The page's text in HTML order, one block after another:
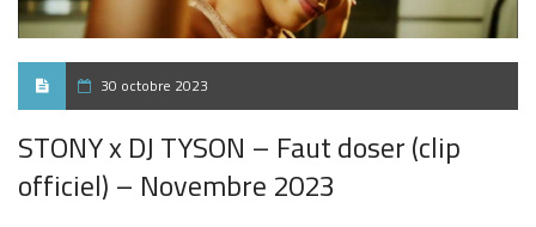
30 octobre 2023
STONY x DJ TYSON – Faut doser (clip
officiel) – Novembre 2023